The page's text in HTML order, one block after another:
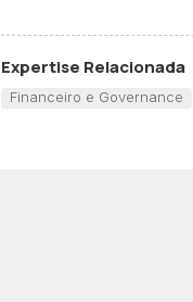
Expertise Relacionada
Financeiro e Governance